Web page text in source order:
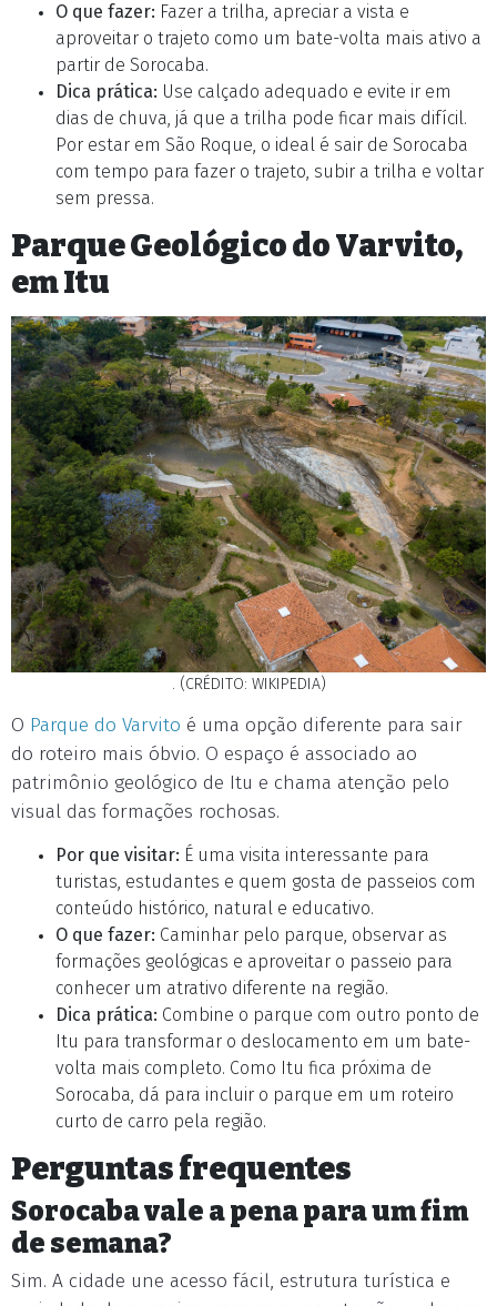
O que fazer: Fazer a trilha, apreciar a vista e
aproveitar o trajeto como um bate-volta mais ativo a
partir de Sorocaba.
Dica prática: Use calçado adequado e evite ir em
dias de chuva, já que a trilha pode ficar mais difícil.
Por estar em São Roque, o ideal é sair de Sorocaba
com tempo para fazer o trajeto, subir a trilha e voltar
sem pressa.
Parque Geológico do Varvito,
em Itu
. (CRÉDITO: WIKIPEDIA)
O Parque do Varvito é uma opção diferente para sair
do roteiro mais óbvio. O espaço é associado ao
patrimônio geológico de Itu e chama atenção pelo
visual das formações rochosas.
Por que visitar: É uma visita interessante para
turistas, estudantes e quem gosta de passeios com
conteúdo histórico, natural e educativo.
O que fazer: Caminhar pelo parque, observar as
formações geológicas e aproveitar o passeio para
conhecer um atrativo diferente na região.
Dica prática: Combine o parque com outro ponto de
Itu para transformar o deslocamento em um bate-
volta mais completo. Como Itu fica próxima de
Sorocaba, dá para incluir o parque em um roteiro
curto de carro pela região.
Perguntas frequentes
Sorocaba vale a pena para um fim
de semana?
Sim. A cidade une acesso fácil, estrutura turística e